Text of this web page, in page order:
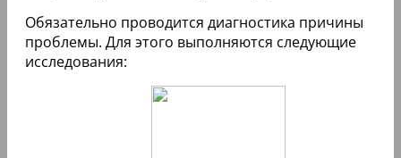
Обязательно проводится диагностика причины
проблемы. Для этого выполняются следующие
исследования: